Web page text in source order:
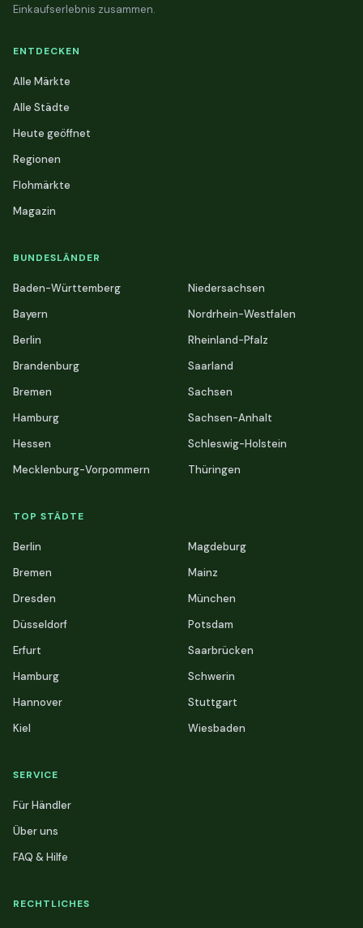
Einkaufserlebnis zusammen.
ENTDECKEN
Alle Märkte
Alle Städte
Heute geöffnet
Regionen
Flohmärkte
Magazin
BUNDESLÄNDER
Baden-Württemberg
Bayern
Berlin
Brandenburg
Bremen
Hamburg
Hessen
Mecklenburg-Vorpommern
Niedersachsen
Nordrhein-Westfalen
Rheinland-Pfalz
Saarland
Sachsen
Sachsen-Anhalt
Schleswig-Holstein
Thüringen
TOP STÄDTE
Berlin
Bremen
Dresden
Düsseldorf
Erfurt
Hamburg
Hannover
Kiel
Magdeburg
Mainz
München
Potsdam
Saarbrücken
Schwerin
Stuttgart
Wiesbaden
SERVICE
Für Händler
Über uns
FAQ & Hilfe
RECHTLICHES